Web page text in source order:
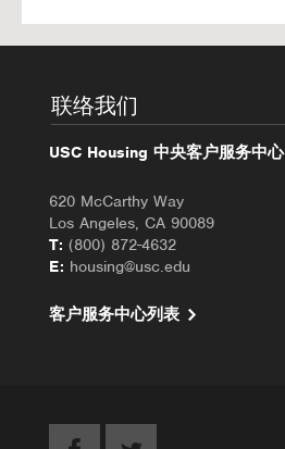
办
理
联络我们
USC Housing 中央客户服务中心
620 McCarthy Way
Los Angeles, CA 90089
T: (800) 872-4632
E: housing@usc.edu
客户服务中心列表